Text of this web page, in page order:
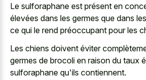
Le sulforaphane est présent en
élevées dans les germes que dans
ce qui le rend préoccupant pour les
Les chiens doivent éviter
germes de brocoli en raison du taux
sulforaphane qu'ils contiennent.